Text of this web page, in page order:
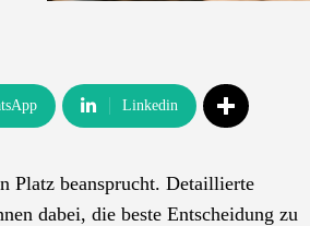
Linkedin
Platz beansprucht. Detaillierte
dabei, die beste Entscheidung zu